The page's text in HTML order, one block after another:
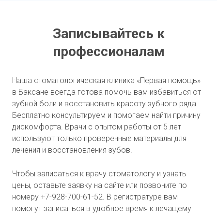
Записывайтесь к
профессионалам
Наша стоматологическая клиника «Первая помощь»
в Баксане всегда готова помочь вам избавиться от
зубной боли и восстановить красоту зубного ряда.
Бесплатно консультируем и помогаем найти причину
дискомфорта. Врачи с опытом работы от 5 лет
используют только проверенные материалы для
лечения и восстановления зубов.
Чтобы записаться к врачу стоматологу и узнать
цены, оставьте заявку на сайте или позвоните по
номеру +7-928-700-61-52. В регистратуре вам
помогут записаться в удобное время к лечащему